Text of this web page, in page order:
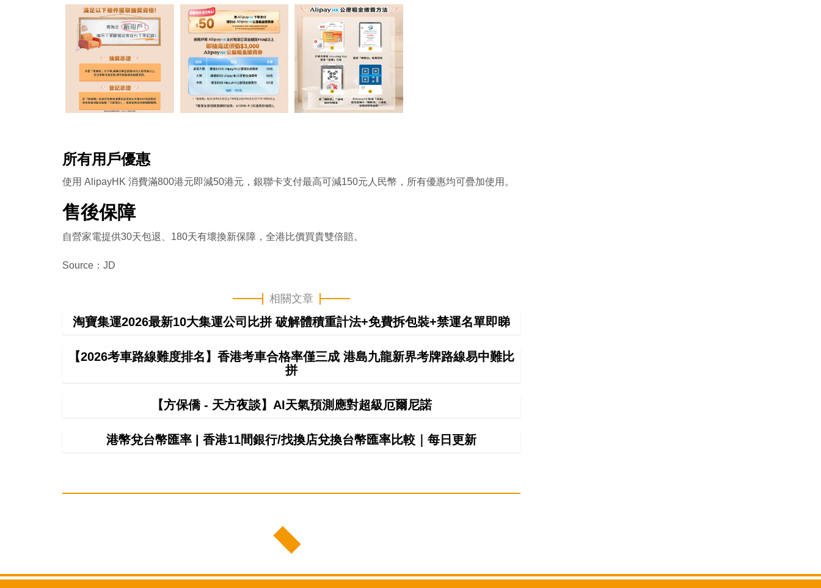
所有用戶優惠
使用 AlipayHK 消費滿800港元即減50港元， 銀聯卡支付最高可減150元人民幣，所有優惠均可疊加使用。
售後保障
自營家電提供30天包退、180天有壞換新保障， 全港比價買貴雙倍賠。
Source：JD
相關文章
淘寶集運2026最新10大集運公司比拼 破解體積重計法+免費拆包裝+禁運名單即睇
【2026考車路線難度排名】香港考車合格率僅三成 港島九龍新界考牌路線易中難比
拼
【方保僑 - 天方夜談】AI天氣預測應對超級厄爾尼諾
港幣兌台幣匯率 | 香港11間銀行/找換店兌換台幣匯率比較｜每日更新